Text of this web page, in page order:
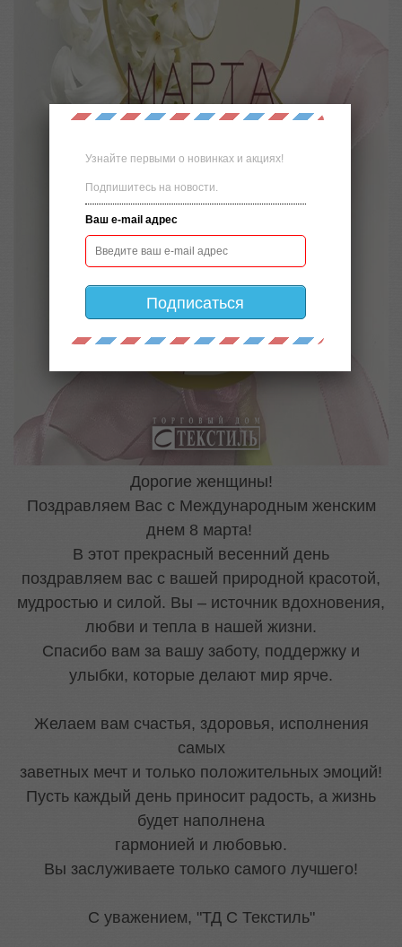
Дорогие женщины!
Поздравляем Вас с Международным женским
днем 8 марта!
В этот прекрасный весенний день
поздравляем вас с вашей природной красотой,
мудростью и силой. Вы – источник вдохновения,
любви и тепла в нашей жизни.
Спасибо вам за вашу заботу, поддержку и
улыбки, которые делают мир ярче.
Желаем вам счастья, здоровья, исполнения
самых
заветных мечт и только положительных эмоций!
Пусть каждый день приносит радость, а жизнь
будет наполнена
гармонией и любовью.
Вы заслуживаете только самого лучшего!
С уважением, "ТД С Текстиль"
Узнайте первыми о новинках и акциях!
Подпишитесь на новости.
Ваш e-mail адрес
Подписаться